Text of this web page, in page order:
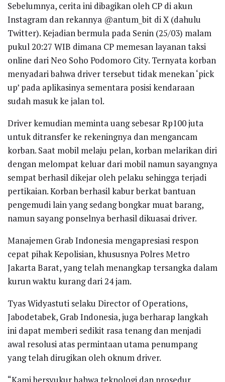
Sebelumnya, cerita ini dibagikan oleh CP di akun
Instagram dan rekannya @antum_bit di X (dahulu
Twitter). Kejadian bermula pada Senin (25/03) malam
pukul 20:27 WIB dimana CP memesan layanan taksi
online dari Neo Soho Podomoro City. Ternyata korban
menyadari bahwa driver tersebut tidak menekan ‘pick
up’ pada aplikasinya sementara posisi kendaraan
sudah masuk ke jalan tol.
Driver kemudian meminta uang sebesar Rp100 juta
untuk ditransfer ke rekeningnya dan mengancam
korban. Saat mobil melaju pelan, korban melarikan diri
dengan melompat keluar dari mobil namun sayangnya
sempat berhasil dikejar oleh pelaku sehingga terjadi
pertikaian. Korban berhasil kabur berkat bantuan
pengemudi lain yang sedang bongkar muat barang,
namun sayang ponselnya berhasil dikuasai driver.
Manajemen Grab Indonesia mengapresiasi respon
cepat pihak Kepolisian, khususnya Polres Metro
Jakarta Barat, yang telah menangkap tersangka dalam
kurun waktu kurang dari 24 jam.
Tyas Widyastuti selaku Director of Operations,
Jabodetabek, Grab Indonesia, juga berharap langkah
ini dapat memberi sedikit rasa tenang dan menjadi
awal resolusi atas permintaan utama penumpang
yang telah dirugikan oleh oknum driver.